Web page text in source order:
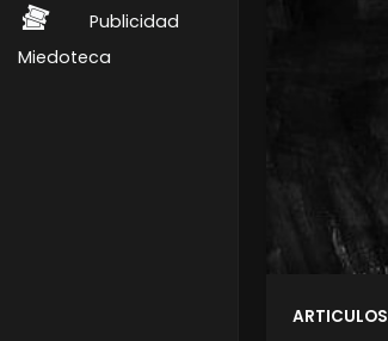
Publicidad
Miedoteca
ARTICULOS